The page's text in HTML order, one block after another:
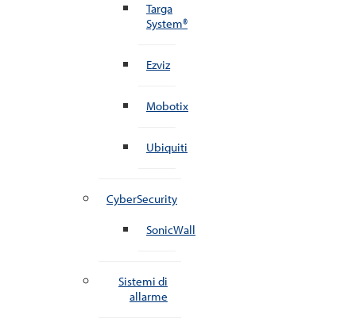
Targa
System®
Ezviz
Mobotix
Ubiquiti
CyberSecurity
SonicWall
Sistemi di
allarme